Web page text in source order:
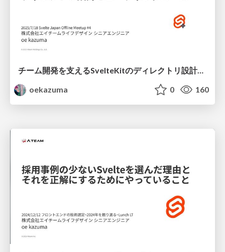
チーム開発を支えるSvelteKitのディレクトリ設計とコーディングルール
oekazuma
0 160